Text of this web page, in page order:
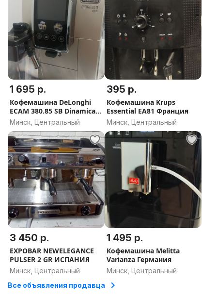
1 695 р.
Кофемашина DeLonghi
ECAM 380.85 SB Dinamica
Plus
Минск, Центральный
395 р.
Кофемашина Krups
Essential EA81 Франция
Минск, Центральный
3 450 р.
EXPOBAR NEWELEGANCE
PULSER 2 GR ИСПАНИЯ
Минск, Центральный
1 495 р.
Кофемашина Melitta
Varianza Германия
Минск, Центральный
Все объявления продавца